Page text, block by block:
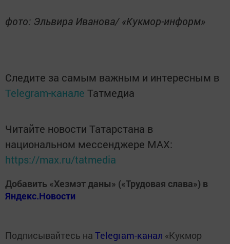
фото: Эльвира Иванова/ «Кукмор-информ»
Следите за самым важным и интересным в
Telegram-канале Татмедиа
Читайте новости Татарстана в
национальном мессенджере MАХ:
https://max.ru/tatmedia
Добавить «Хезмэт даны» («Трудовая слава») в
Яндекс.Новости
Подписывайтесь на Telegram-канал «Кукмор